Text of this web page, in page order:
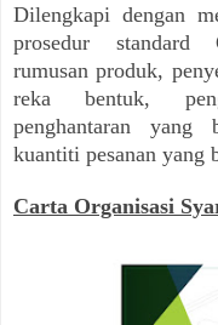
Dilengkapi dengan
prosedur standard
rumusan produk,
reka bentuk,
penghantaran yang
kuantiti pesanan yang
Carta Organisasi